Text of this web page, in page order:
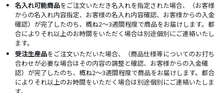
名入れ可能商品をご注文いただき名入れを指定された場合、（お客様
からの名入れ内容指定、お客様の名入れ内容確認、お客様からの入金
確認）が完了したのち、概ね2～3週間程度で商品をお届けします。都
合によりそれ以上のお時間をいただく場合は別途個別にご連絡いたし
ます。
受注生産品をご注文いただいた場合、（商品仕様等についてのお打ち
合わせが必要な場合はその内容の調整と確認、お客様からの入金確
認）が完了したのち、概ね2～3週間程度で商品をお届けします。都合
によりそれ以上のお時間をいただく場合は別途個別にご連絡いたしま